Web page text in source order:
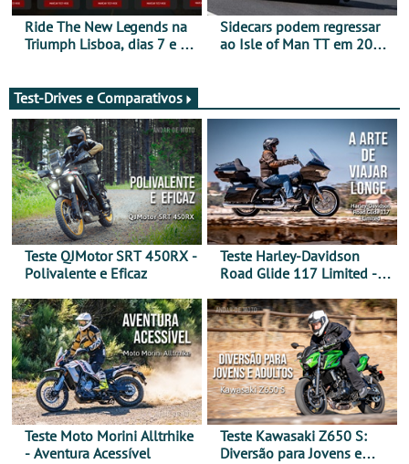
Ride The New Legends na
Triumph Lisboa, dias 7 e 8
Sidecars podem regressar
ao Isle of Man TT em 2027
Test-Drives e Comparativos
Teste QJMotor SRT 450RX -
Polivalente e Eficaz
Teste Harley-Davidson
Road Glide 117 Limited - A
Teste Moto Morini Alltrhike
- Aventura Acessível
Teste Kawasaki Z650 S:
Diversão para Jovens e